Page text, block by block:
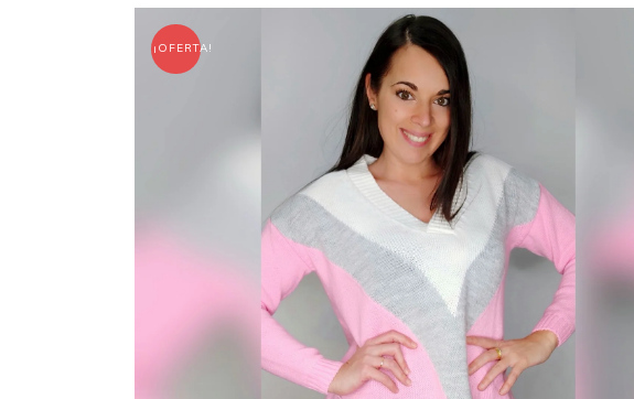
FALDAS
TOPS Y BODYS
CHAQUETAS
CAMISAS Y BLUSAS
CAMISETAS
COMPLEMENTOS
PANTALONES
¡OFERTA!